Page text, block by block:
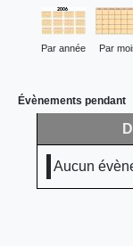
Par année Par
Évènements pendant
Aucun